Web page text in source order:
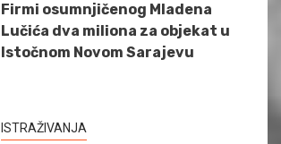
Firmi osumnjičenog Mladena
Lučića dva miliona za objekat u
Istočnom Novom Sarajevu
ISTRAŽIVANJA